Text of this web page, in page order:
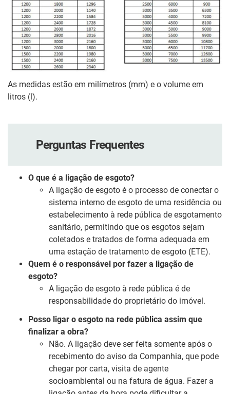
As medidas estão em milímetros (mm) e o volume em
litros (l).
Perguntas Frequentes
O que é a ligação de esgoto?
A ligação de esgoto é o processo de conectar o
sistema interno de esgoto de uma residência ou
estabelecimento à rede pública de esgotamento
sanitário, permitindo que os esgotos sejam
coletados e tratados de forma adequada em
uma estação de tratamento de esgoto (ETE).
Quem é o responsável por fazer a ligação de
esgoto?
A ligação de esgoto à rede pública é de
responsabilidade do proprietário do imóvel.
Posso ligar o esgoto na rede pública assim que
finalizar a obra?
Não. A ligação deve ser feita somente após o
recebimento do aviso da Companhia, que pode
chegar por carta, visita de agente
socioambiental ou na fatura de água. Fazer a